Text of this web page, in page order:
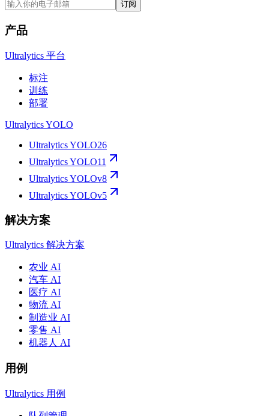
订阅
产品
Ultralytics 平台
标注
训练
部署
Ultralytics YOLO
Ultralytics YOLO26
Ultralytics YOLO11
Ultralytics YOLOv8
Ultralytics YOLOv5
解决方案
Ultralytics 解决方案
农业 AI
汽车 AI
医疗 AI
物流 AI
制造业 AI
零售 AI
机器人 AI
用例
Ultralytics 用例